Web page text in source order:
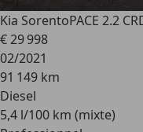
Kia SorentoPACE 2.2
€ 29 998
02/2021
91 149 km
Diesel
5,4 l/100 km (mixte)